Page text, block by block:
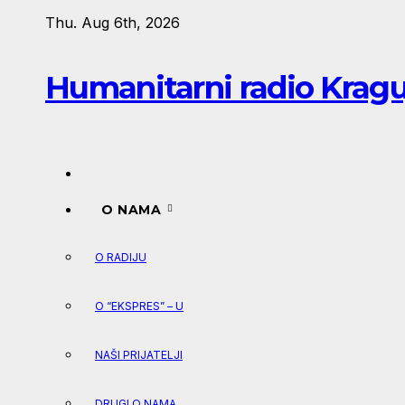
Thu. Aug 6th, 2026
Humanitarni radio
O NAMA
O RADIJU
O “EKSPRES” – U
NAŠI PRIJATELJI